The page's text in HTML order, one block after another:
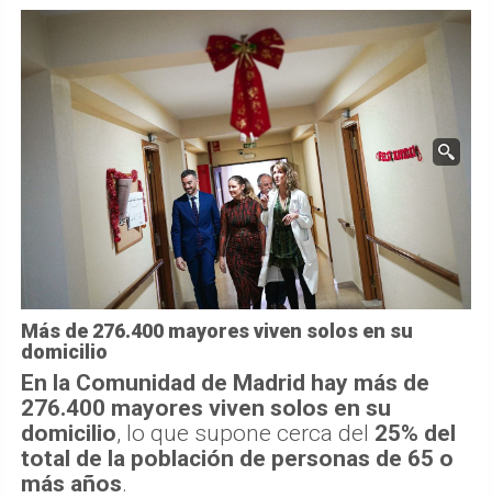
Más de 276.400 mayores viven solos en su
domicilio
En la Comunidad de Madrid hay más de
276.400 mayores viven solos en su
domicilio, lo que supone cerca del 25% del
total de la población de personas de 65 o
más años.